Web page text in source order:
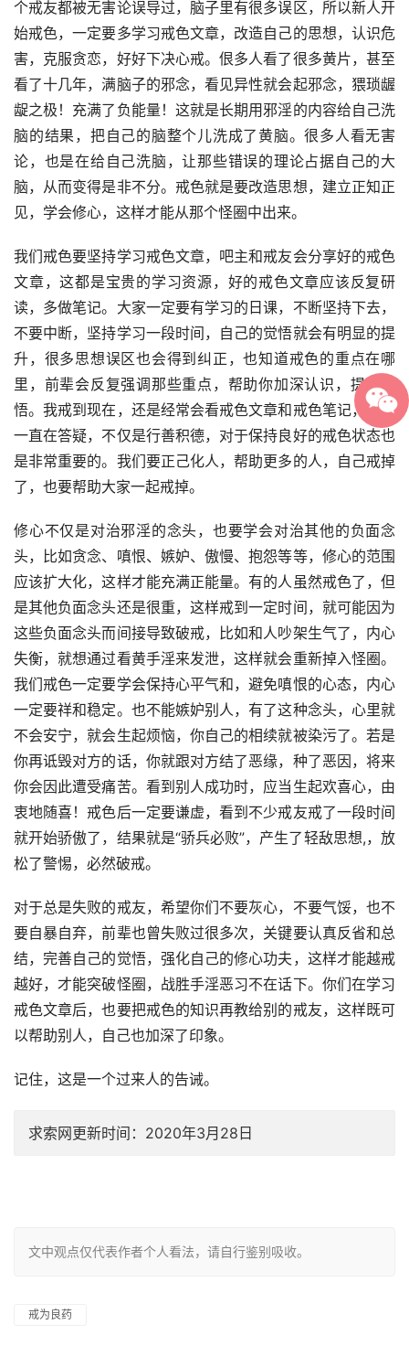
个戒友都被无害论误导过，脑子里有很多误区，所以新人开
始戒色，一定要多学习戒色文章，改造自己的思想，认识危
害，克服贪恋，好好下决心戒。佷多人看了很多黄片，甚至
看了十几年，满脑子的邪念，看见异性就会起邪念，猥琐龌
龊之极！充满了负能量！这就是长期用邪淫的内容给自己洗
脑的结果，把自己的脑整个儿洗成了黄脑。很多人看无害
论，也是在给自己洗脑，让那些错误的理论占据自己的大
脑，从而变得是非不分。戒色就是要改造思想，建立正知正
见，学会修心，这样才能从那个怪圈中出来。
我们戒色要坚持学习戒色文章，吧主和戒友会分享好的戒色
文章，这都是宝贵的学习资源，好的戒色文章应该反复研
读，多做笔记。大家一定要有学习的日课，不断坚持下去，
不要中断，坚持学习一段时间，自己的觉悟就会有明显的提
升，很多思想误区也会得到纠正，也知道戒色的重点在哪
里，前辈会反复强调那些重点，帮助你加深认识，提高觉
悟。我戒到现在，还是经常会看戒色文章和戒色笔记，我也
一直在答疑，不仅是行善积德，对于保持良好的戒色状态也
是非常重要的。我们要正己化人，帮助更多的人，自己戒掉
了，也要帮助大家一起戒掉。
修心不仅是对治邪淫的念头，也要学会对治其他的负面念
头，比如贪念、嗔恨、嫉妒、傲慢、抱怨等等，修心的范围
应该扩大化，这样才能充满正能量。有的人虽然戒色了，但
是其他负面念头还是很重，这样戒到一定时间，就可能因为
这些负面念头而间接导致破戒，比如和人吵架生气了，内心
失衡，就想通过看黄手淫来发泄，这样就会重新掉入怪圈。
我们戒色一定要学会保持心平气和，避免嗔恨的心态，内心
一定要祥和稳定。也不能嫉妒别人，有了这种念头，心里就
不会安宁，就会生起烦恼，你自己的相续就被染污了。若是
你再诋毁对方的话，你就跟对方结了恶缘，种了恶因，将来
你会因此遭受痛苦。看到别人成功时，应当生起欢喜心，由
衷地随喜！戒色后一定要谦虚，看到不少戒友戒了一段时间
就开始骄傲了，结果就是“骄兵必败”，产生了轻敌思想,，放
松了警惕，必然破戒。
对于总是失败的戒友，希望你们不要灰心，不要气馁，也不
要自暴自弃，前辈也曾失败过很多次，关键要认真反省和总
结，完善自己的觉悟，强化自己的修心功夫，这样才能越戒
越好，才能突破怪圈，战胜手淫恶习不在话下。你们在学习
戒色文章后，也要把戒色的知识再教给别的戒友，这样既可
以帮助别人，自己也加深了印象。
记住，这是一个过来人的告诫。
求索网更新时间：2020年3月28日
文中观点仅代表作者个人看法，请自行鉴别吸收。
戒为良药